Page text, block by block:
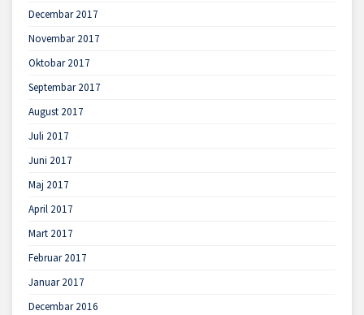
Decembar 2017
Novembar 2017
Oktobar 2017
Septembar 2017
August 2017
Juli 2017
Juni 2017
Maj 2017
April 2017
Mart 2017
Februar 2017
Januar 2017
Decembar 2016